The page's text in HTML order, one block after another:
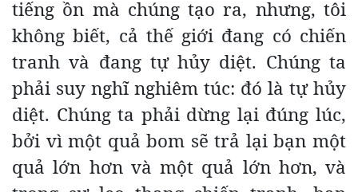
tiếng ồn mà chúng tạo ra, nhưng, tôi
không biết, cả thế giới đang có chiến
tranh và đang tự hủy diệt. Chúng ta
phải suy nghĩ nghiêm túc: đó là tự hủy
diệt. Chúng ta phải dừng lại đúng lúc,
bởi vì một quả bom sẽ trả lại bạn một
quả lớn hơn và một quả lớn hơn, và